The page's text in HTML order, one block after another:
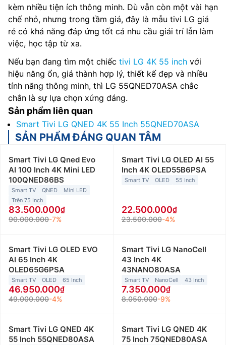
kèm nhiều tiện ích thông minh. Dù vẫn còn một vài hạn
chế nhỏ, nhưng trong tầm giá, đây là mẫu tivi LG giá
rẻ có khả năng đáp ứng tốt cả nhu cầu giải trí lẫn làm
việc, học tập từ xa.
Nếu bạn đang tìm một chiếc tivi LG 4K 55 inch với
hiệu năng ổn, giá thành hợp lý, thiết kế đẹp và nhiều
tính năng thông minh, thì LG 55QNED70ASA chắc
chắn là sự lựa chọn xứng đáng.
Sản phẩm liên quan
Smart Tivi LG QNED 4K 55 Inch 55QNED70ASA
SẢN PHẨM ĐÁNG QUAN TÂM
Smart Tivi LG Qned Evo
AI 100 Inch 4K Mini LED
100QNED86BS
Smart TV QNED
Mini LED
Trên 75 Inch
83.500.000
90.000.000-7%
Smart Tivi LG OLED AI 55
Inch 4K OLED55B6PSA
Smart TV OLED 55 Inch
22.500.000
23.500.000-4%
Smart Tivi LG OLED EVO
AI 65 Inch 4K
OLED65G6PSA
Smart TV OLED 65 Inch
46.950.000
49.000.000-4%
Smart Tivi LG NanoCell
43 Inch 4K
43NANO80ASA
Smart TV NanoCell 43 Inch
7.350.000
8.050.000-9%
Smart Tivi LG QNED 4K
55 Inch 55QNED80ASA
Smart Tivi LG QNED 4K
75 Inch 75QNED80ASA